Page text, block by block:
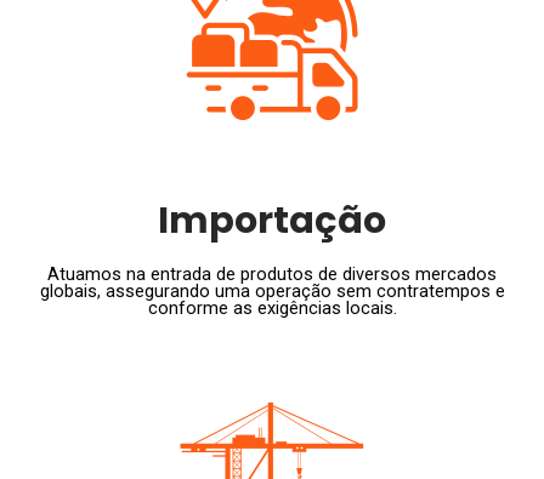
Importação
Atuamos na entrada de produtos de diversos mercados
globais, assegurando uma operação sem contratempos e
conforme as exigências locais.